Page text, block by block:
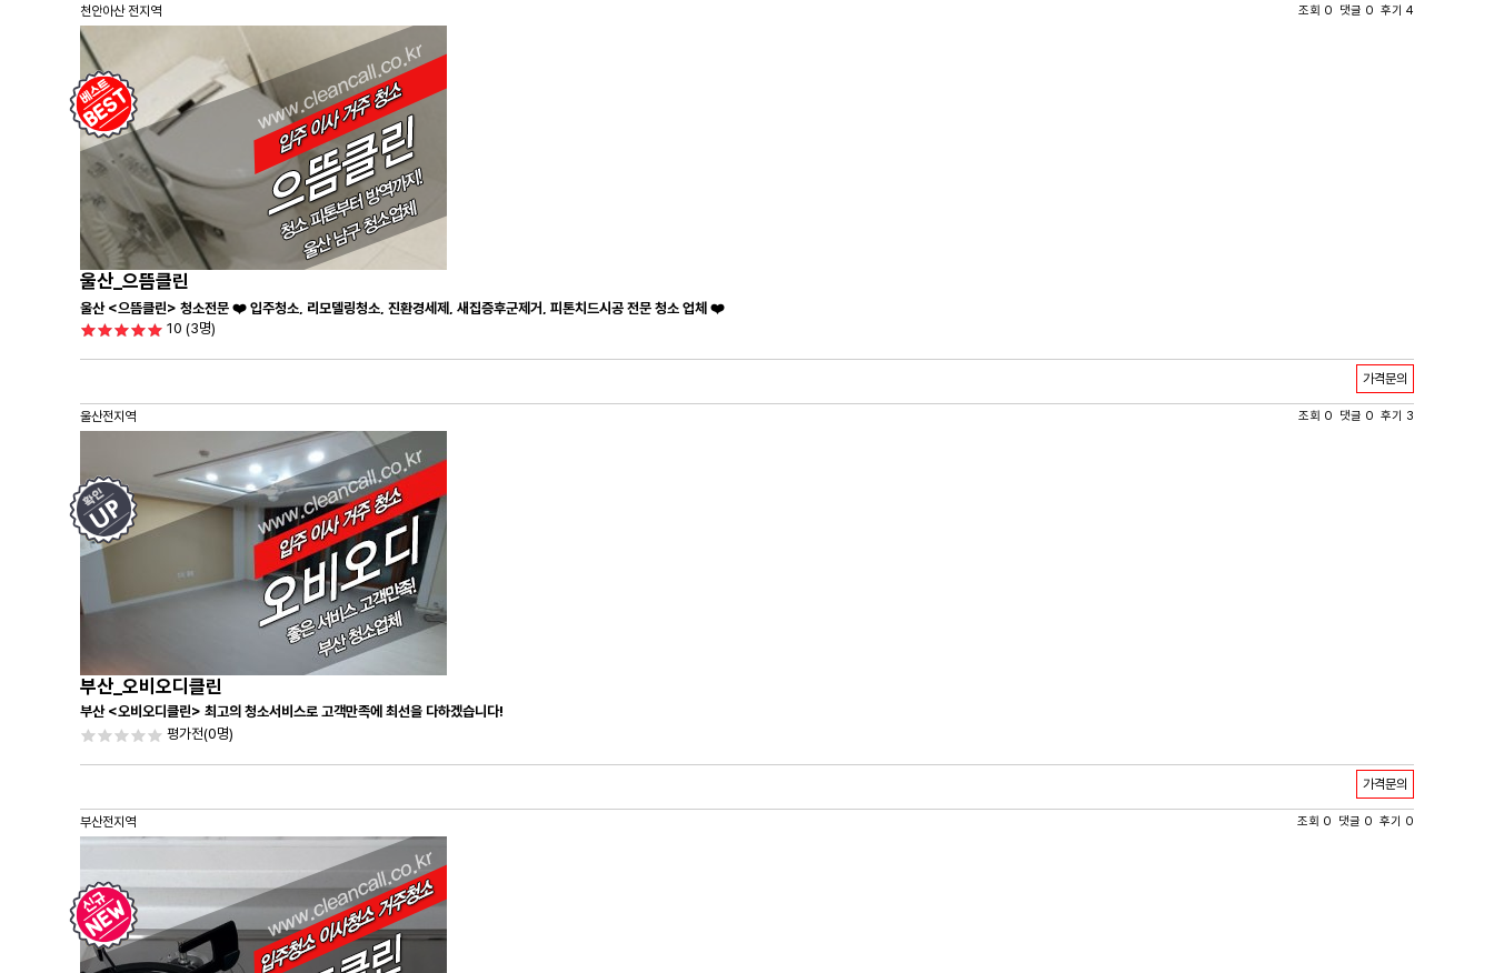
천안아산 전지역 조회 0 댓글 0 후기 4
울산_으뜸클린
울산 <으뜸클린> 청소전문 ❤️ 입주청소, 리모델링청소, 진환경세제, 새집증후군제거, 피톤치드시공 전문 청소 업체 ❤️
10 (3명)
가격문의
울산전지역 조회 0 댓글 0 후기 3
부산_오비오디클린
부산 <오비오디클린> 최고의 청소서비스로 고객만족에 최선을 다하겠습니다!
평가전(0명)
가격문의
부산전지역 조회 0 댓글 0 후기 0